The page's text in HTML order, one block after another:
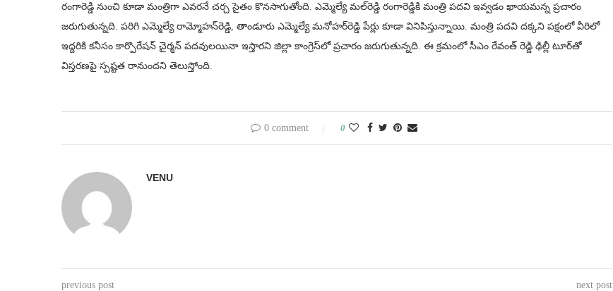
రంగారెడ్డి నుంచి కూడా మంత్రిగా ఎవరనే చర్చ సైతం కొనసాగుతోంది. ఎమ్మెల్యే మల్‌రెడ్డి రంగారెడ్డికి మంత్రి పదవి ఇవ్వడం ఖాయమన్న ప్రచారం
జరుగుతున్నది. పరిగి ఎమ్మెల్యే రామ్మోహన్‌రెడ్డి, తాండూరు ఎమ్మెల్యే మనోహర్‌రెడ్డి పేర్లు కూడా వినిపిస్తున్నాయి. మంత్రి పదవి దక్కని పక్షంలో వీరిలో
ఇద్దరికి కనీసం కార్పొరేషన్‌ చైర్మన్‌ పదవులయినా ఇస్తారని జిల్లా కాంగ్రెస్‌లో ప్రచారం జరుగుతున్నది. ఈ క్రమంలో సీఎం రేవంత్ రెడ్డి ఢిల్లీ టూర్‌తో
విస్తరణపై స్పష్టత రానుందని తెలుస్తోంది.
0 comment 0
VENU
previous post next post